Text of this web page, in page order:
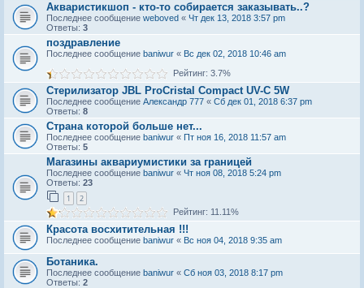
Акваристикшоп - кто-то собирается заказывать..?
Последнее сообщение weboved « Чт дек 13, 2018 3:57 pm
Ответы: 3
поздравление
Последнее сообщение baniwur « Вс дек 02, 2018 10:46 am
Рейтинг: 3.7%
Стерилизатор JBL ProCristal Compact UV-C 5W
Последнее сообщение Александр 777 « Сб дек 01, 2018 6:37 pm
Ответы: 8
Страна которой больше нет...
Последнее сообщение baniwur « Пт ноя 16, 2018 11:57 am
Ответы: 5
Магазины аквариумистики за границей
Последнее сообщение baniwur « Чт ноя 08, 2018 5:24 pm
Ответы: 23
1 2
Рейтинг: 11.11%
Красота восхитительная !!!
Последнее сообщение baniwur « Вс ноя 04, 2018 9:35 am
Ботаника.
Последнее сообщение baniwur « Сб ноя 03, 2018 8:17 pm
Ответы: 2